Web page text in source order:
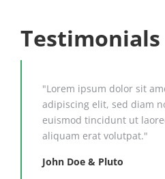
Testimonials
"Lorem ipsum dolor sit
adipiscing elit, sed diam
euismod tincidunt ut
aliquam erat volutpat."
John Doe & Pluto